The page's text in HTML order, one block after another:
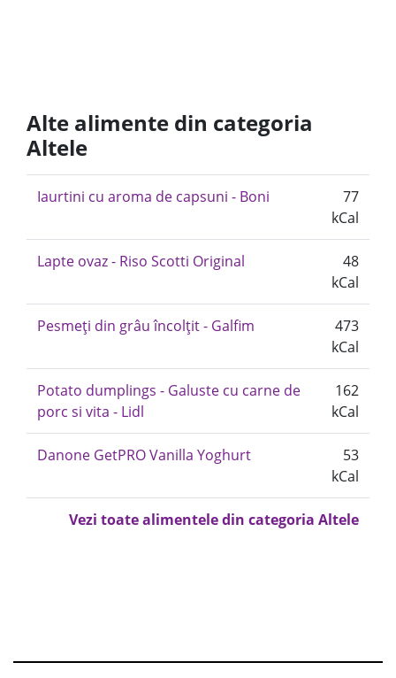
Alte alimente din categoria
Altele
Iaurtini cu aroma de capsuni - Boni
77
kCal
Lapte ovaz - Riso Scotti Original
48
kCal
Pesmeți din grâu încolțit - Galfim
473
kCal
Potato dumplings - Galuste cu carne de
porc si vita - Lidl
162
kCal
Danone GetPRO Vanilla Yoghurt
53
kCal
Vezi toate alimentele din categoria Altele